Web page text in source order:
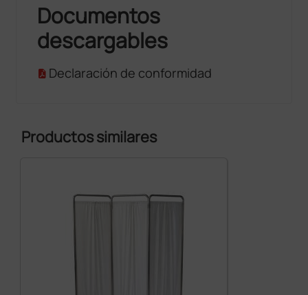
Documentos
descargables
Declaración de conformidad
Productos similares